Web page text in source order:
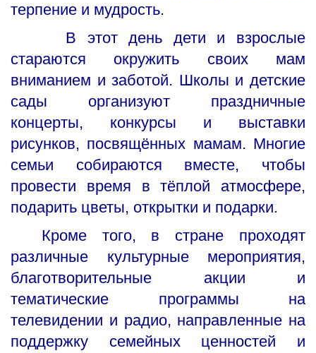
терпение и мудрость.
В этот день дети и взрослые
стараются окружить своих мам
вниманием и заботой. Школы и детские
сады организуют праздничные
концерты, конкурсы и выставки
рисунков, посвящённых мамам. Многие
семьи собираются вместе, чтобы
провести время в тёплой атмосфере,
подарить цветы, открытки и подарки.
Кроме того, в стране проходят
различные культурные мероприятия,
благотворительные акции и
тематические программы на
телевидении и радио, направленные на
поддержку семейных ценностей и